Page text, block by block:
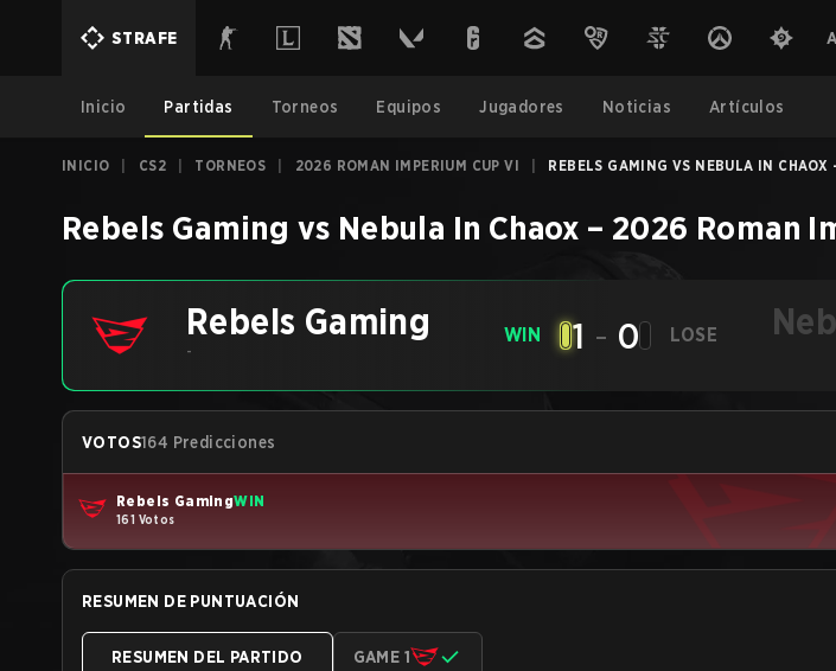
STRAFE
Inicio Partidas Torneos Equipos Jugadores Noticias Artículos
INICIO CS2 TORNEOS 2026 ROMAN IMPERIUM CUP VI REBELS GAMING VS NEBULA IN
Rebels Gaming vs Nebula In Chaox – 2026 Roman
Rebels Gaming
-
WIN 1 - 0 LOSE
VOTOS164 Predicciones
Rebels GamingWIN
161 Votos
RESUMEN DE PUNTUACIÓN
RESUMEN DEL PARTIDO GAME 1